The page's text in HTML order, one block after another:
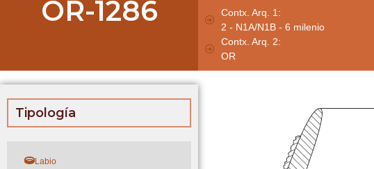
OR-1286
Contx. Arq. 1:
2 - N1A/N1B - 6 milenio
Contx. Arq. 2:
OR
Tipología
Labio